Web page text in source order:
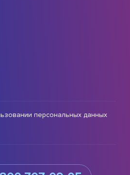
персональных данных